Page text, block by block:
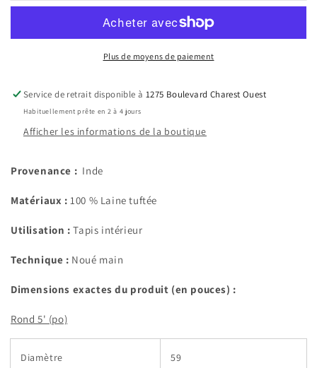
KIELY
en
KIELY
rond
en
laine
Plus de moyens de paiement
Service de retrait disponible à 1275 Boulevard Charest Ouest
Habituellement prête en 2 à 4 jours
Afficher les informations de la boutique
Provenance : Inde
Matériaux :100 % Laine tuftée
Utilisation :Tapis intérieur
Technique : Noué main
Dimensions exactes du produit (en pouces) :
Rond 5' (po)
Diamètre 59